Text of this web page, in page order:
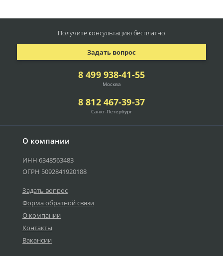
О компании
ИНН 6348563483
ОГРН 5092841920188
Задать вопрос
Форма обратной связи
О компании
Контакты
Вакансии
8 499 938-41-55
Москва
8 812 467-39-37
Санкт-Петербург
Задать вопрос
Получите консультациюбесплатно